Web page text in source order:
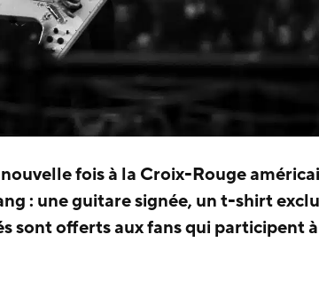
nouvelle fois à la Croix-Rouge
: une guitare signée, un t-shirt
sont offerts aux fans qui participent